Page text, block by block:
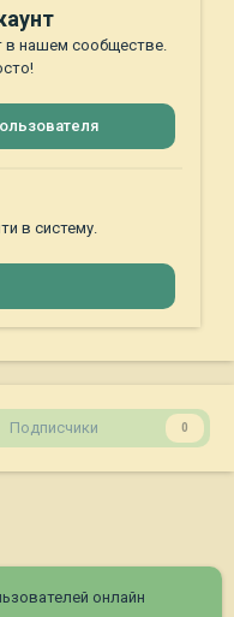
в нашем сообществе.
в систему.
Подписчики 0
онлайн